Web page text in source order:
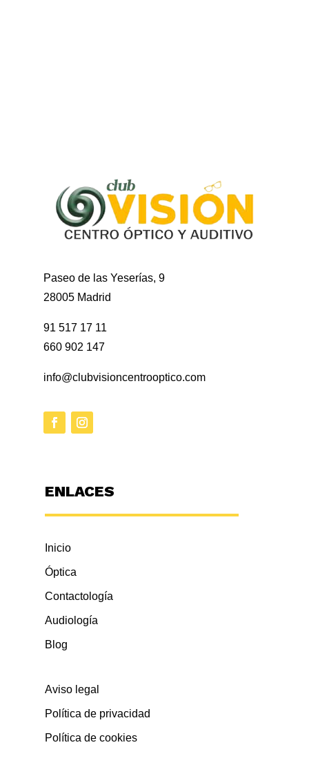
Paseo de las Yeserías, 9
28005 Madrid
91 517 17 11
660 902 147
info@clubvisioncentrooptico.com
ENLACES
Inicio
Óptica
Contactología
Audiología
Blog
Aviso legal
Política de privacidad
Política de cookies